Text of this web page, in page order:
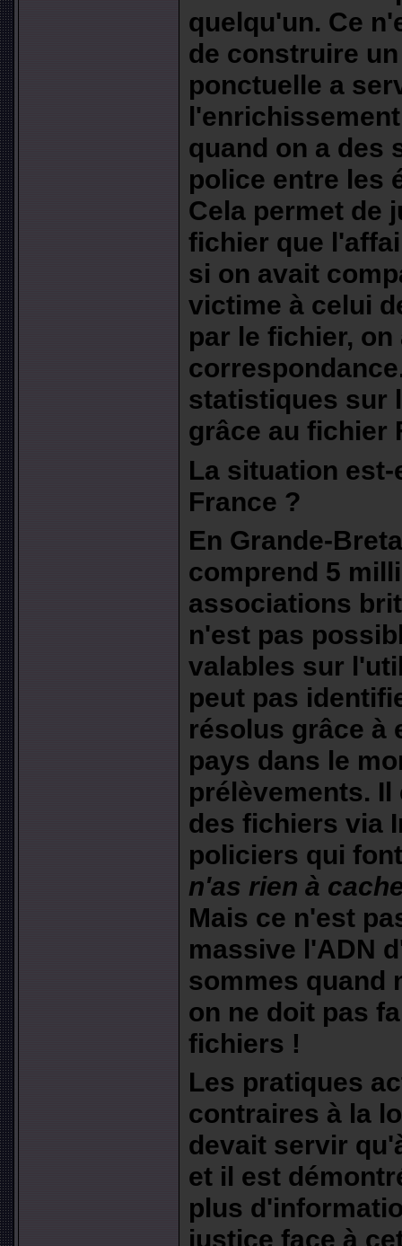
quelqu'un. Ce
de construire
ponctuelle a
quand on a des
police entre les
Cela permet de
fichier que
si on avait
victime à celui
par le fichier,
statistiques sur
grâce au fichier
La situation
France ?
En Grande-
comprend 5
associations
n'est pas
valables sur
peut pas
résolus grâce à
pays dans le
prélèvements.
des fichiers via
policiers qui
n'as rien à
Mais ce n'est
massive l'ADN
sommes quand
on ne doit pas
fichiers !
Les pratiques
contraires à la
devait servir
et il est
plus
justice face à